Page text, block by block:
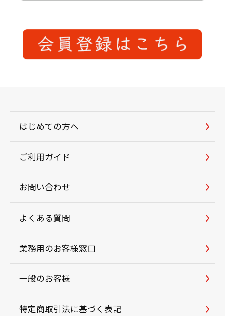
はじめての方へ
ご利用ガイド
お問い合わせ
よくある質問
業務用のお客様窓口
一般のお客様
特定商取引法に基づく表記